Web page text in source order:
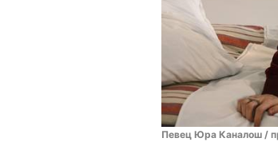
Певец Юра Каналош /